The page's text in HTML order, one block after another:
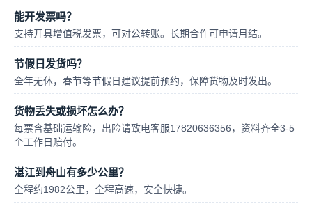
能开发票吗？
支持开具增值税发票，可对公转账。长期合作可申请月结。
节假日发货吗？
全年无休，春节等节假日建议提前预约，保障货物及时发出。
货物丢失或损坏怎么办？
每票含基础运输险，出险请致电客服17820636356，资料齐全3-5
个工作日赔付。
湛江到舟山有多少公里？
全程约1982公里，全程高速，安全快捷。